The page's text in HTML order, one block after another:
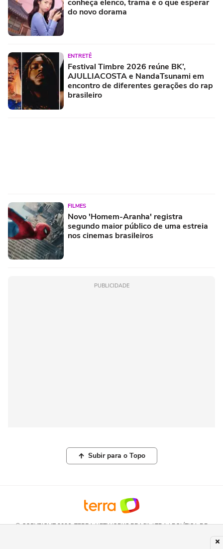
conheça elenco, trama e o que esperar
do novo dorama
ENTRETÊ
Festival Timbre 2026 reúne BK’,
AJULLIACOSTA e NandaTsunami em
encontro de diferentes gerações do rap
brasileiro
FILMES
Novo 'Homem-Aranha' registra
segundo maior público de uma estreia
nos cinemas brasileiros
PUBLICIDADE
Subir para o Topo
© COPYRIGHT 2026, TERRA NETWORKS BRASIL LTDA |POLÍTICA DE